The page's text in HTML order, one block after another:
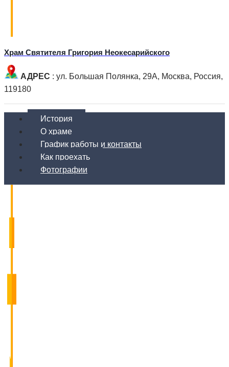
Храм Святителя Григория Неокесарийского
АДРЕС : ул. Большая Полянка, 29А, Москва, Россия,
119180
История
О храме
График работы и контакты
Как проехать
Фотографии